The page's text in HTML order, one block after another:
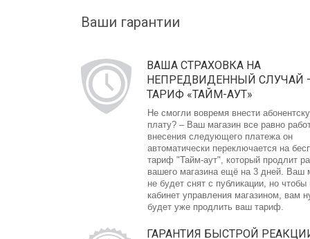
Ваши гарантии
ВАША СТРАХОВКА НА
НЕПРЕДВИДЕННЫЙ СЛУЧАЙ
ТАРИФ «ТАЙМ-АУТ»
Не смогли вовремя внести
плату? – Ваш магазин все равно
внесения следующего платежа он
автоматически переключается на
тариф "Тайм-аут", который продлит
вашего магазина ещё на 3 дней. Ваш
не будет снят с публикации, но чтобы
кабинет управления магазином, вам
будет уже продлить ваш тариф.
ГАРАНТИЯ БЫСТРОЙ